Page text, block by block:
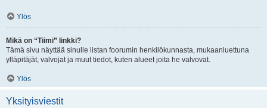
Ylös
Mikä on “Tiimi” linkki?
Tämä sivu näyttää sinulle listan foorumin henkilökunnasta, mukaanluettuna
ylläpitäjät, valvojat ja muut tiedot, kuten alueet joita he valvovat.
Ylös
Yksityisviestit